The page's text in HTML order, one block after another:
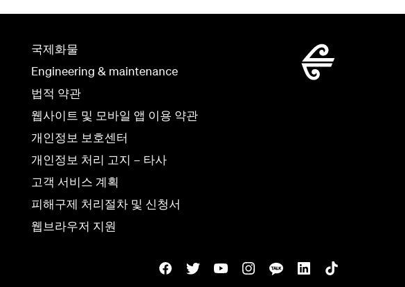
국제화물
Engineering & maintenance
법적 약관
웹사이트 및 모바일 앱 이용 약관
개인정보 보호센터
개인정보 처리 고지 – 타사
고객 서비스 계획
피해구제 처리절차 및 신청서
웹브라우저 지원